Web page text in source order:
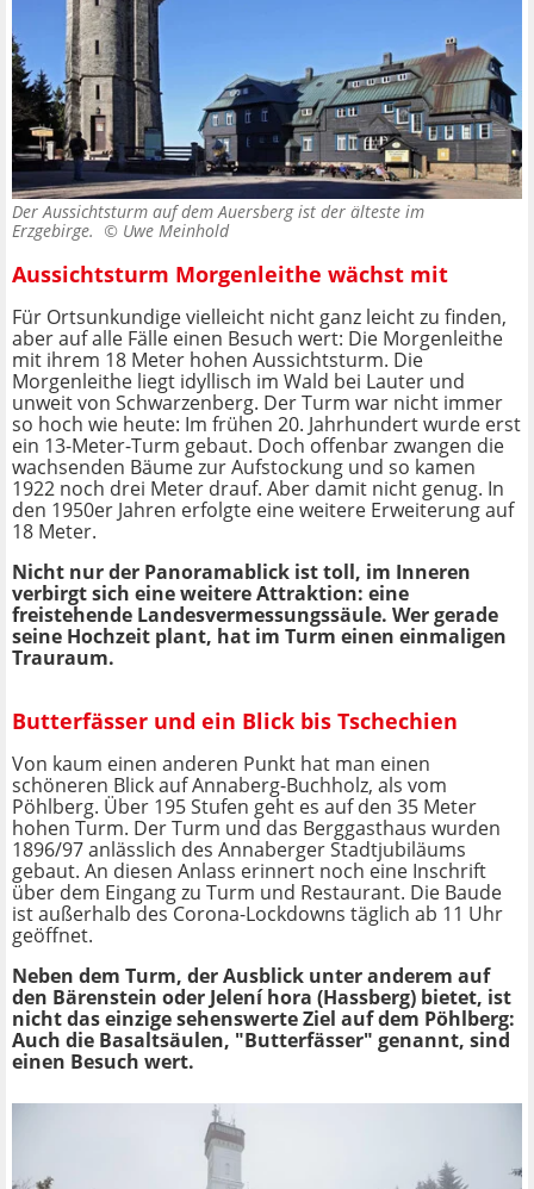
Der Aussichtsturm auf dem Auersberg ist der älteste im
Erzgebirge. © Uwe Meinhold
Aussichtsturm Morgenleithe wächst mit
Für Ortsunkundige vielleicht nicht ganz leicht zu finden,
aber auf alle Fälle einen Besuch wert: Die Morgenleithe
mit ihrem 18 Meter hohen Aussichtsturm. Die
Morgenleithe liegt idyllisch im Wald bei Lauter und
unweit von Schwarzenberg. Der Turm war nicht immer
so hoch wie heute: Im frühen 20. Jahrhundert wurde erst
ein 13-Meter-Turm gebaut. Doch offenbar zwangen die
wachsenden Bäume zur Aufstockung und so kamen
1922 noch drei Meter drauf. Aber damit nicht genug. In
den 1950er Jahren erfolgte eine weitere Erweiterung auf
18 Meter.
Nicht nur der Panoramablick ist toll, im Inneren
verbirgt sich eine weitere Attraktion: eine
freistehende Landesvermessungssäule. Wer gerade
seine Hochzeit plant, hat im Turm einen einmaligen
Trauraum.
Butterfässer und ein Blick bis Tschechien
Von kaum einen anderen Punkt hat man einen
schöneren Blick auf Annaberg-Buchholz, als vom
Pöhlberg. Über 195 Stufen geht es auf den 35 Meter
hohen Turm. Der Turm und das Berggasthaus wurden
1896/97 anlässlich des Annaberger Stadtjubiläums
gebaut. An diesen Anlass erinnert noch eine Inschrift
über dem Eingang zu Turm und Restaurant. Die Baude
ist außerhalb des Corona-Lockdowns täglich ab 11 Uhr
geöffnet.
Neben dem Turm, der Ausblick unter anderem auf
den Bärenstein oder Jelení hora (Hassberg) bietet, ist
nicht das einzige sehenswerte Ziel auf dem Pöhlberg:
Auch die Basaltsäulen, "Butterfässer" genannt, sind
einen Besuch wert.